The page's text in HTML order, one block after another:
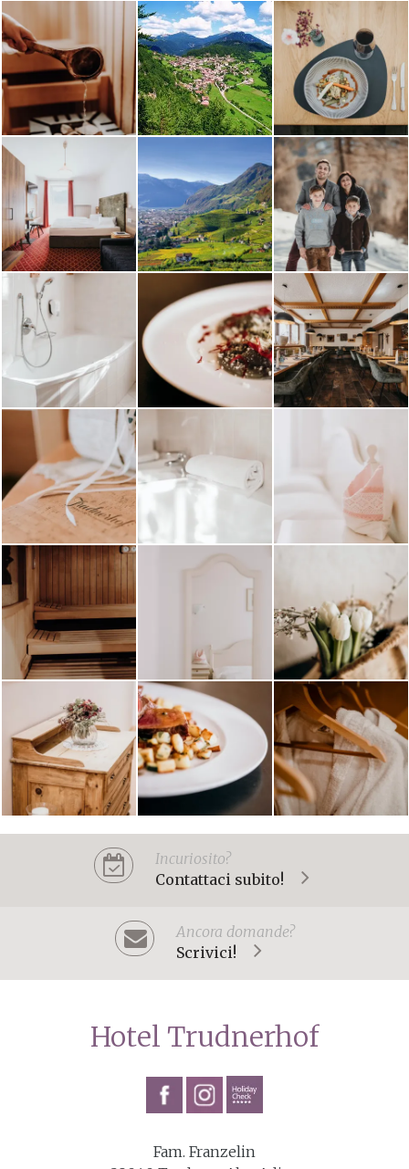
Incuriosito?
Contattaci subito!
Ancora domande?
Scrivici!
Hotel Trudnerhof
Fam. Franzelin